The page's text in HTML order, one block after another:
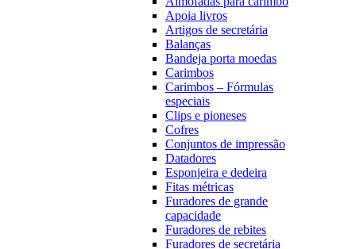
Apoia livros
Artigos de secretária
Balanças
Bandeja porta moedas
Carimbos
Carimbos – Fórmulas
especiais
Clips e pioneses
Cofres
Conjuntos de impressão
Datadores
Esponjeira e dedeira
Fitas métricas
Furadores de grande
capacidade
Furadores de rebites
Furadores de secretária